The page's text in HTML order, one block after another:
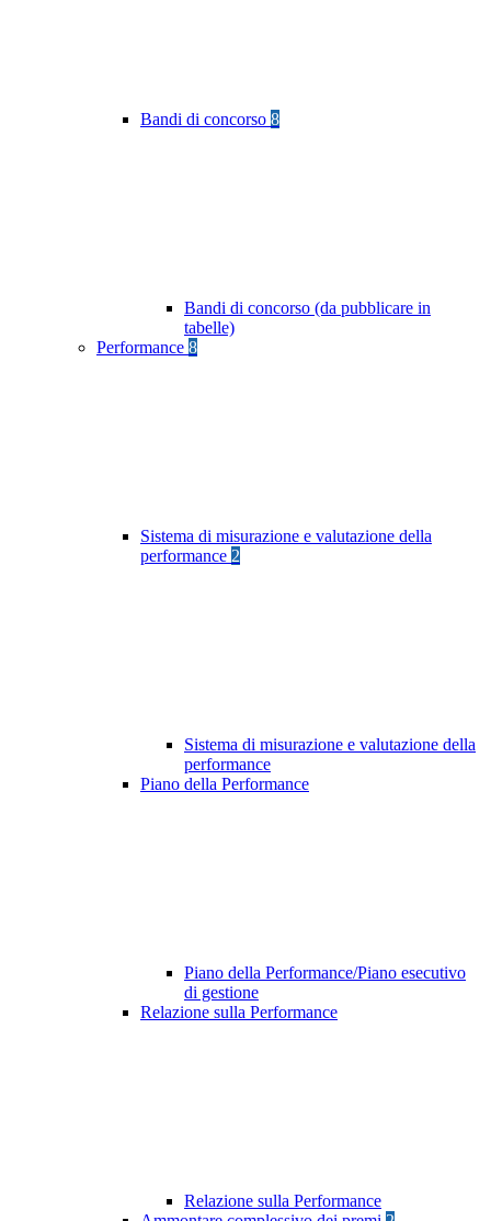
Bandi di concorso 8
Bandi di concorso (da pubblicare in
tabelle)
Performance 8
Sistema di misurazione e valutazione della
performance 2
Sistema di misurazione e valutazione della
performance
Piano della Performance
Piano della Performance/Piano esecutivo
di gestione
Relazione sulla Performance
Relazione sulla Performance